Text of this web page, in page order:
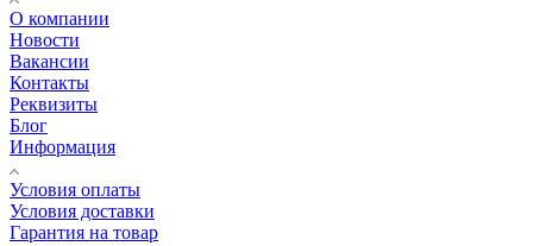
О компании
Новости
Вакансии
Контакты
Реквизиты
Блог
Информация
Условия оплаты
Условия доставки
Гарантия на товар